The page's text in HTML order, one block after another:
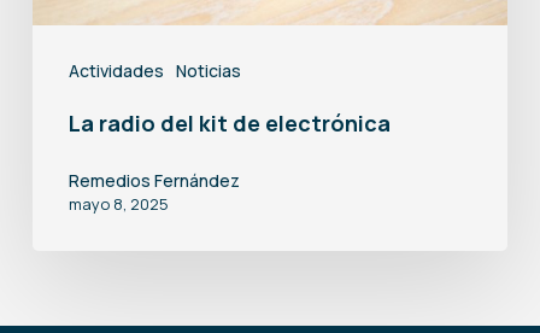
Actividades Noticias
La radio del kit de electrónica
Remedios Fernández
mayo 8, 2025